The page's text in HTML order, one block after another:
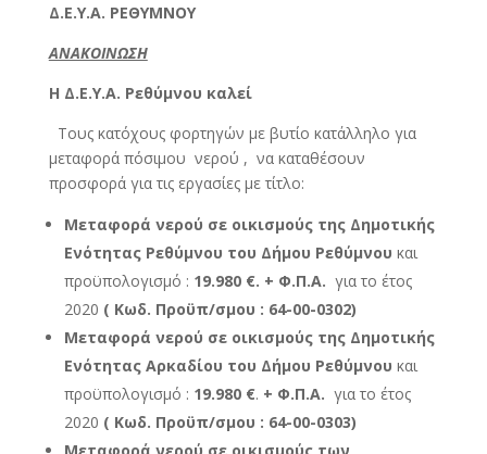
Δ.Ε.Υ.Α. ΡΕΘΥΜΝΟΥ
ΑΝΑΚΟΙΝΩΣΗ
Η Δ.Ε.Υ.Α. Ρεθύμνου καλεί
Τους κατόχους φορτηγών με βυτίο κατάλληλο για
μεταφορά πόσιμου νερού , να καταθέσουν
προσφορά για τις εργασίες με τίτλο:
Μεταφορά νερού σε οικισμούς της Δημοτικής
Ενότητας Ρεθύμνου του Δήμου Ρεθύμνου και
προϋπολογισμό : 19.980 €. + Φ.Π.Α. για το έτος
2020 ( Κωδ. Προϋπ/σμου : 64-00-0302)
Μεταφορά νερού σε οικισμούς της Δημοτικής
Ενότητας Αρκαδίου του Δήμου Ρεθύμνου και
προϋπολογισμό : 19.980 €. + Φ.Π.Α. για το έτος
2020 ( Κωδ. Προϋπ/σμου : 64-00-0303)